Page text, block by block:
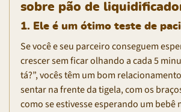
sobre pão de
1. Ele é um ótimo teste de
Se você e seu parceiro conseguem
crescer sem ficar olhando a cada 5
tá?”, vocês têm um bom
sentar na frente da tigela, com os
como se estivesse esperando um bebê